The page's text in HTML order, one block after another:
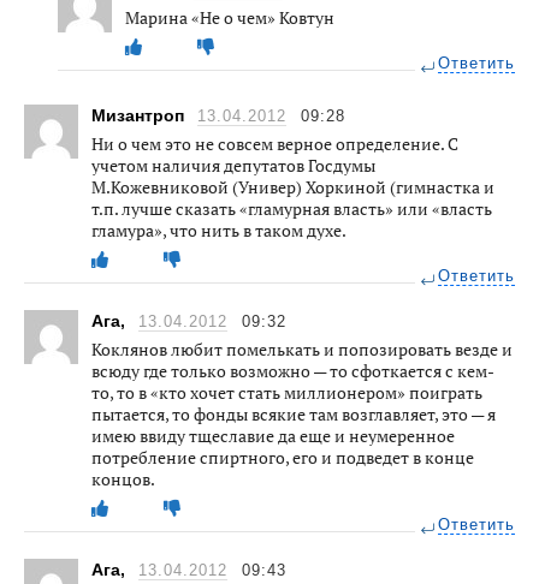
Марина «Не о чем» Ковтун
Ответить
Мизантроп 13.04.2012 09:28
Ни о чем это не совсем верное определение. С
учетом наличия депутатов Госдумы
М.Кожевниковой (Универ) Хоркиной (гимнастка и
т.п. лучше сказать «гламурная власть» или «власть
гламура», что нить в таком духе.
Ответить
Ага, 13.04.2012 09:32
Коклянов любит помелькать и попозировать везде и
всюду где только возможно — то сфоткается с кем-
то, то в «кто хочет стать миллионером» поиграть
пытается, то фонды всякие там возглавляет, это — я
имею ввиду тщеславие да еще и неумеренное
потребление спиртного, его и подведет в конце
концов.
Ответить
Ага, 13.04.2012 09:43